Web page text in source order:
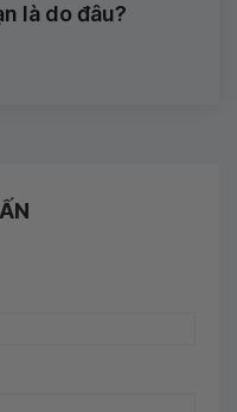
là do đâu?